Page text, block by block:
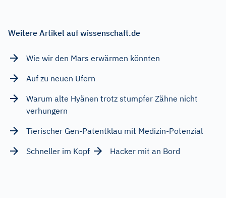
Weitere Artikel auf wissenschaft.de
Wie wir den Mars erwärmen könnten
Auf zu neuen Ufern
Warum alte Hyänen trotz stumpfer Zähne nicht
verhungern
Tierischer Gen-Patentklau mit Medizin-Potenzial
Schneller im Kopf
Hacker mit an Bord